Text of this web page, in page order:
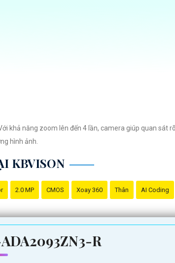
sử dụng:
nghiệp của bạn. Với chất liệu kim loại chắc chắn,
tiết và đáng tin cậy. Đảm bảo an toàn cho gia đình
khả năng zoom lên đến 4 lần, camera giúp quan sát
hình ảnh.
KBVISON
2.0 MP CMOS Xoay 360 Thân AI Coding
R